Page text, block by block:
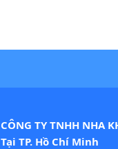
CÔNG TY TNHH NHA
Tại TP. Hồ Chí Minh